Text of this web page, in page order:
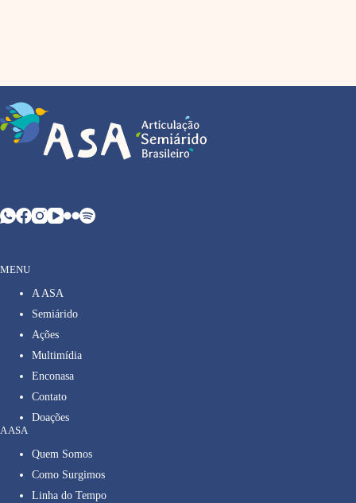
MENU
A ASA
Semiárido
Ações
Multimídia
Enconasa
Contato
Doações
A ASA
Quem Somos
Como Surgimos
Linha do Tempo